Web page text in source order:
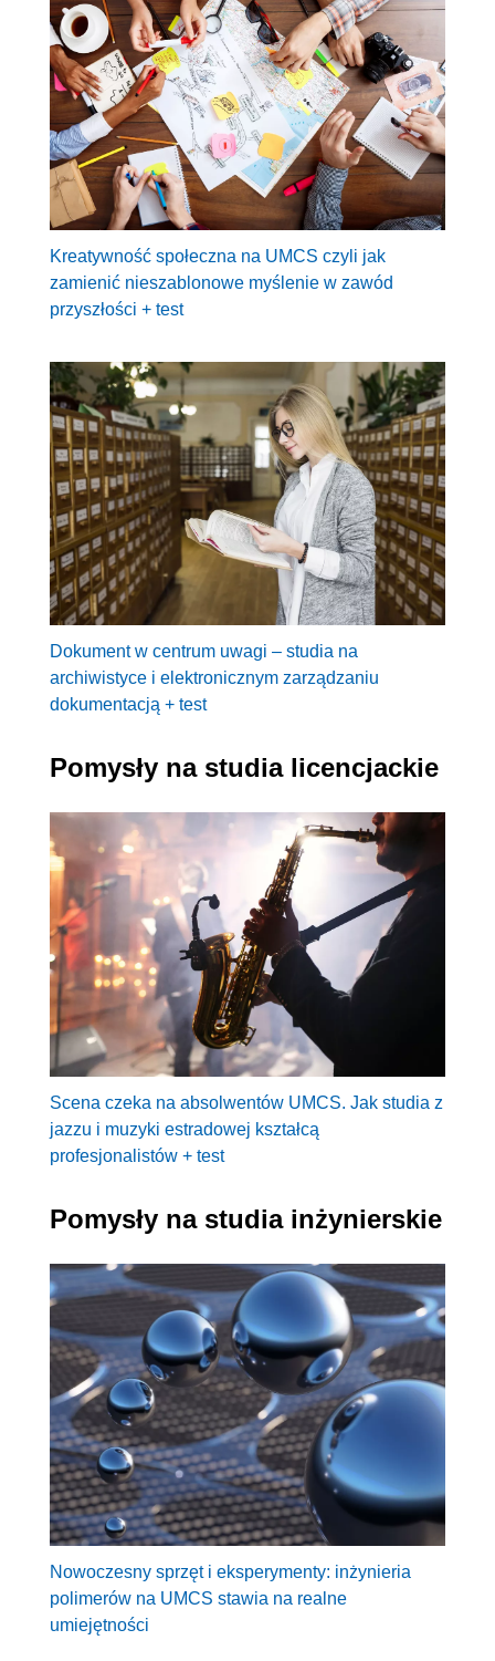
Kreatywność społeczna na UMCS czyli jak
zamienić nieszablonowe myślenie w zawód
przyszłości + test
Dokument w centrum uwagi – studia na
archiwistyce i elektronicznym zarządzaniu
dokumentacją + test
Pomysły na studia licencjackie
Scena czeka na absolwentów UMCS. Jak studia z
jazzu i muzyki estradowej kształcą
profesjonalistów + test
Pomysły na studia inżynierskie
Nowoczesny sprzęt i eksperymenty: inżynieria
polimerów na UMCS stawia na realne
umiejętności